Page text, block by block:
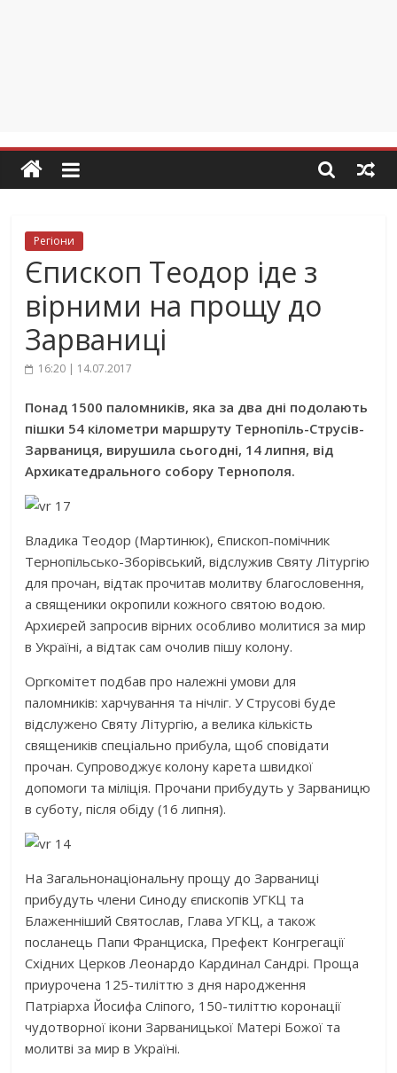
Регіони
Єпископ Теодор іде з
вірними на прощу до
Зарваниці
16:20 | 14.07.2017
Понад 1500 паломників, яка за два дні подолають
пішки 54 кілометри маршруту Тернопіль-Струсів-
Зарваниця, вирушила сьогодні, 14 липня, від
Архикатедрального собору Тернополя.
Владика Теодор (Мартинюк), Єпископ-помічник
Тернопільсько-Зборівський, відслужив Святу Літургію
для прочан, відтак прочитав молитву благословення,
а священики окропили кожного святою водою.
Архиєрей запросив вірних особливо молитися за мир
в Україні, а відтак сам очолив пішу колону.
Оргкомітет подбав про належні умови для
паломників: харчування та нічліг. У Струсові буде
відслужено Святу Літургію, а велика кількість
священиків спеціально прибула, щоб сповідати
прочан. Супроводжує колону карета швидкої
допомоги та міліція. Прочани прибудуть у Зарваницю
в суботу, після обіду (16 липня).
На Загальнонаціональну прощу до Зарваниці
прибудуть члени Синоду єпископів УГКЦ та
Блаженніший Святослав, Глава УГКЦ, а також
посланець Папи Франциска, Префект Конгрегації
Східних Церков Леонардо Кардинал Сандрі. Проща
приурочена 125-тиліттю з дня народження
Патріарха Йосифа Сліпого, 150-тиліттю коронації
чудотворної ікони Зарваницької Матері Божої та
молитві за мир в Україні.